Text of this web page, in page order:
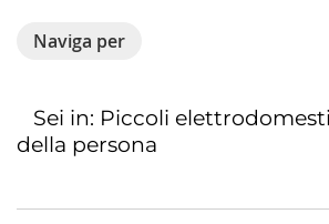
Sei in: Piccoli
della persona
Naviga per